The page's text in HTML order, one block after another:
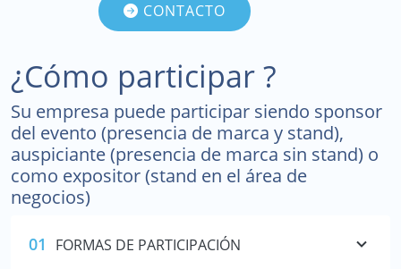
¿Cómo participar ?
Su empresa puede participar siendo sponsor
del evento (presencia de marca y stand),
auspiciante (presencia de marca sin stand) o
como expositor (stand en el área de
negocios)
01 FORMAS DE PARTICIPACIÓN
CONTACTO